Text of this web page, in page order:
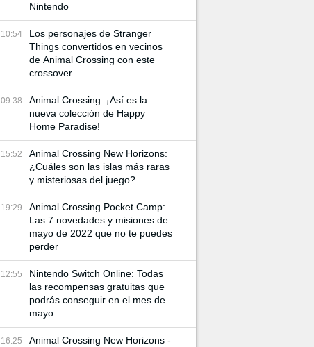
Nintendo
10:54
Los personajes de Stranger
Things convertidos en vecinos
de Animal Crossing con este
crossover
09:38
Animal Crossing: ¡Así es la
nueva colección de Happy
Home Paradise!
15:52
Animal Crossing New Horizons:
¿Cuáles son las islas más raras
y misteriosas del juego?
19:29
Animal Crossing Pocket Camp:
Las 7 novedades y misiones de
mayo de 2022 que no te puedes
perder
12:55
Nintendo Switch Online: Todas
las recompensas gratuitas que
podrás conseguir en el mes de
mayo
16:25
Animal Crossing New Horizons -